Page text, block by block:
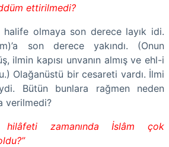
ettirilmedi?
olmaya son derece layık idi.
son derece yakındı. (Onun
ilmin kapısı unvanın almış ve ehl-i
Olağanüstü bir cesareti vardı. İlmi
Bütün bunlara rağmen neden
verilmedi?
zamanında İslâm çok